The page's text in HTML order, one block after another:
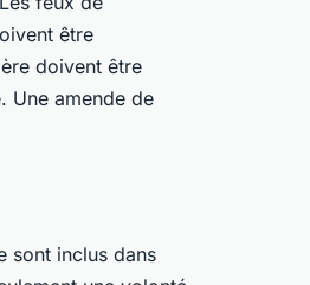
être
doivent être
Une amende de
sont inclus dans